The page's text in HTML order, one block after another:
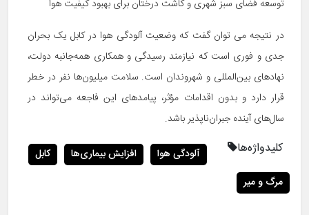
توسعه فضای سبز شهری و کاشت درختان برای بهبود کیفیت هوا
در نتیجه می توان گفت که وضعیت آلودگی هوا در کابل یک بحران
جدی و فوری است که نیازمند رسیدگی و همکاری همه‌جانبه دولت،
نهادهای بین‌المللی و شهروندان است. سلامت میلیون‌ها نفر در خطر
قرار دارد و بدون اقدامات مؤثر، پیامدهای این فاجعه می‌تواند در
سال‌های آینده جبران‌ناپذیر باشد.
کلیدواژه‌ها آلودگی هوا افزایش بیماری‌ها
کابل
مرگ و میر